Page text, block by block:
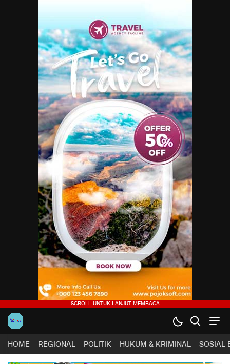
Harapan Sultra .COM |
Lugas, Tuntas dan Terpercaya
HOME REGIONAL POLITIK HUKUM & KRIMINAL SOSIAL